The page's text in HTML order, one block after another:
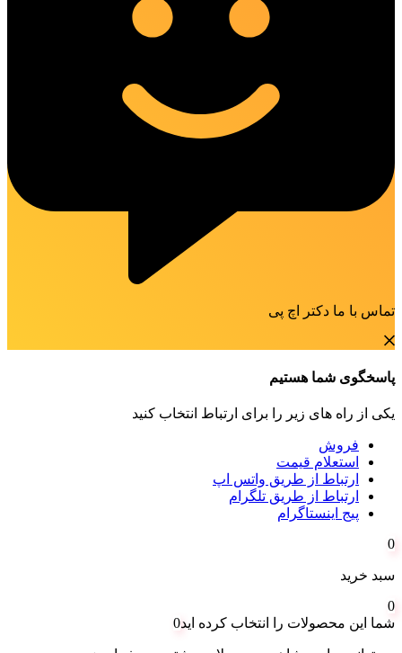
تماس با ما دکتر اچ پی
پاسخگوی شما هستیم
یکی از راه های زیر را برای ارتباط انتخاب کنید
فروش
استعلام قیمت
ارتباط از طریق واتس اپ
ارتباط از طریق تلگرام
پیج اینستاگرام
0
سبد خرید
0
شما این محصولات را انتخاب کرده اید0